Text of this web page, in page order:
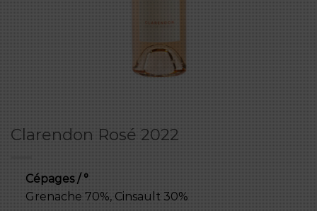
Clarendon Rosé 2022
Cépages / °
Grenache 70%, Cinsault 30%